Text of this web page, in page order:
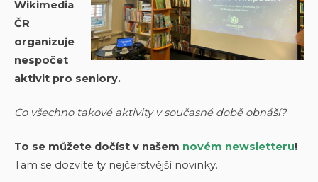
Wikimedia
ČR
organizuje
nespočet
aktivit pro seniory.
Co všechno takové aktivity v současné době obnáší?
To se můžete dočíst v našem novém newsletteru!
Tam se dozvíte ty nejčerstvější novinky.